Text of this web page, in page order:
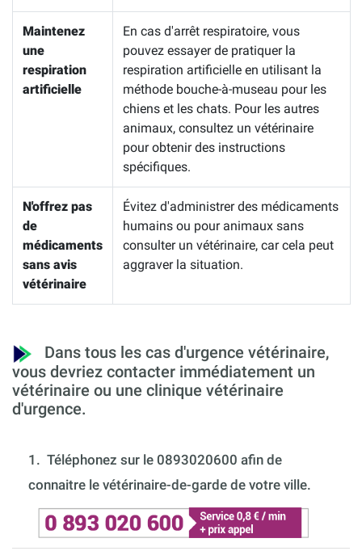
Maintenez
une
respiration
artificielle
En cas d'arrêt respiratoire, vous
pouvez essayer de pratiquer la
respiration artificielle en utilisant la
méthode bouche-à-museau pour les
chiens et les chats. Pour les autres
animaux, consultez un vétérinaire
pour obtenir des instructions
spécifiques.
N'offrez pas
de
médicaments
sans avis
vétérinaire
Évitez d'administrer des médicaments
humains ou pour animaux sans
consulter un vétérinaire, car cela peut
aggraver la situation.
Dans tous les cas d'urgence vétérinaire,
vous devriez contacter immédiatement un
vétérinaire ou une clinique vétérinaire
d'urgence.
1. Téléphonez sur le 0893020600 afin de
connaitre le vétérinaire-de-garde de votre ville.